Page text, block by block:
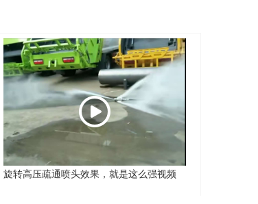
旋转高压疏通喷头效果，就是这么强视频